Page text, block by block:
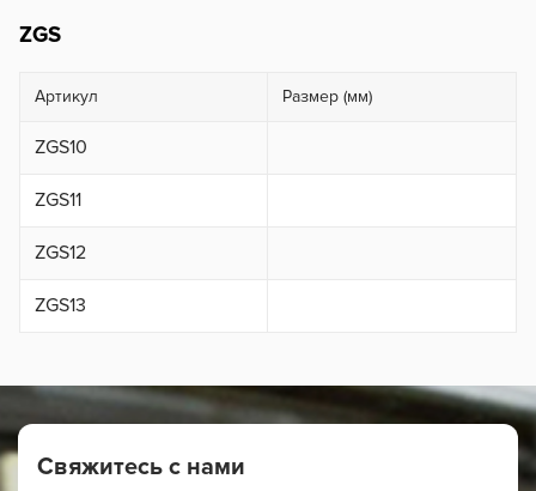
ZGS
Артикул Размер (мм)
ZGS10
ZGS11
ZGS12
ZGS13
Свяжитесь с нами